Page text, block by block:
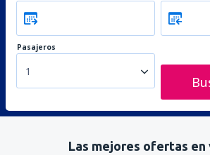
Pasajeros
1
Las mejores ofertas en